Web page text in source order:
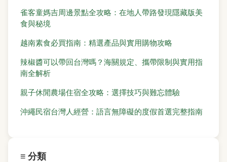
雀客童媽吉周邊景點全攻略：在地人帶路發現隱藏版美
食與秘境
越南素食必買指南：精選產品與實用購物攻略
辣椒醬可以帶回台灣嗎？海關規定、攜帶限制與實用指
南全解析
親子休閒農場住宿全攻略：選擇技巧與難忘體驗
沖繩民宿台灣人經營：語言無障礙的度假首選完整指南
≡ 分類